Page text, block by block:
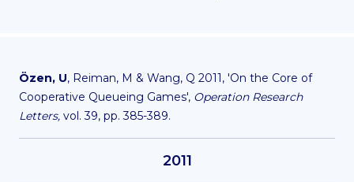
Özen, U, Reiman, M & Wang, Q 2011, 'On the Core of
Cooperative Queueing Games', Operation Research
Letters, vol. 39, pp. 385-389.
2011